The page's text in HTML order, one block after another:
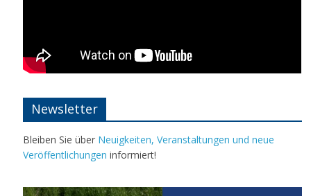
Newsletter
Bleiben Sie über Neuigkeiten, Veranstaltungen und neue
Veröffentlichungen informiert!